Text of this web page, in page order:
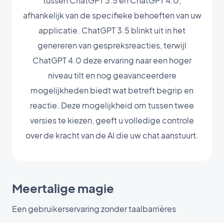
afhankelijk van de specifieke behoeften van uw
applicatie. ChatGPT 3.5 blinkt uit in het
genereren van gespreksreacties, terwijl
ChatGPT 4.0 deze ervaring naar een hoger
niveau tilt en nog geavanceerdere
mogelijkheden biedt wat betreft begrip en
reactie. Deze mogelijkheid om tussen twee
versies te kiezen, geeft u volledige controle
over de kracht van de AI die uw chat aanstuurt.
Meertalige magie
Een gebruikerservaring zonder taalbarrières